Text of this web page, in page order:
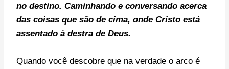
no destino. Caminhando e conversando acerca
das coisas que são de cima, onde Cristo está
assentado à destra de Deus.
Quando você descobre que na verdade o arco é